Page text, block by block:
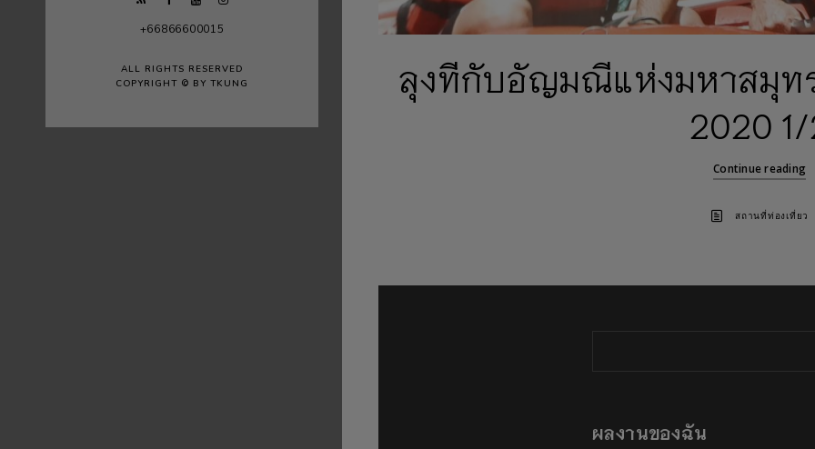
+66866600015
ALL RIGHTS RESERVED
COPYRIGHT © BY TKUNG
ลุงทีกับอัญมณีแห่งมหาสมุท
2020
Continue reading
สถานที่ท่องเที่ยว
ผลงานของฉัน